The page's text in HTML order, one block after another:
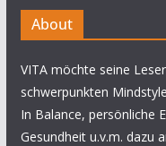
About
VITA möchte seine
schwerpunkten
In Balance, persönliche
Gesundheit u.v.m. dazu